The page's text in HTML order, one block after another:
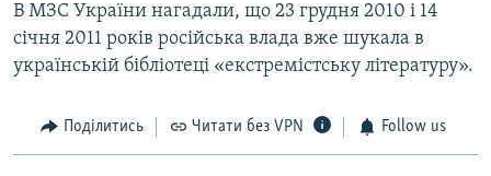
В МЗС України нагадали, що 23 грудня 2010 і 14
січня 2011 років російська влада вже шукала в
українській бібліотеці «екстремістську літературу».
Поділитись Читати без VPN Follow us